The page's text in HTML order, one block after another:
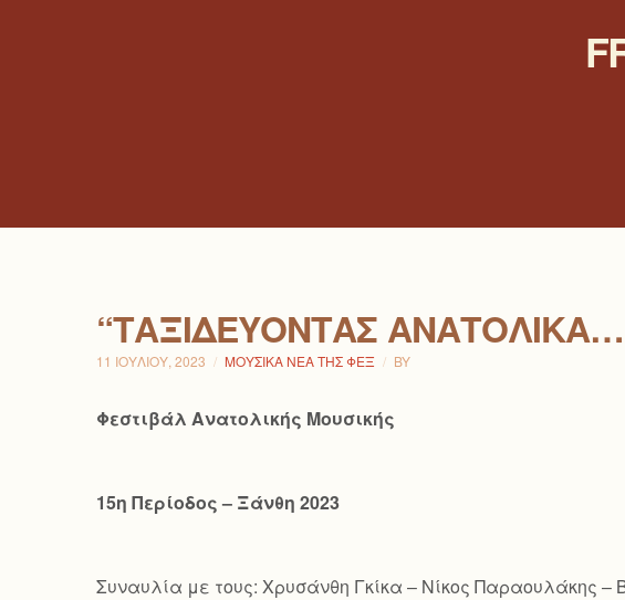
“ΤΑΞΙΔΕΎΟΝΤΑΣ
11 ΙΟΥΛΊΟΥ, 2023 ΜΟΥΣΙΚΆ ΝΈΑ ΤΗΣ ΦΕΞ BY
Φεστιβάλ Ανατολικής Μουσικής
15η Περίοδος – Ξάνθη 2023
Συναυλία με τους: Χρυσάνθη Γκίκα – Νίκος Παραουλάκης